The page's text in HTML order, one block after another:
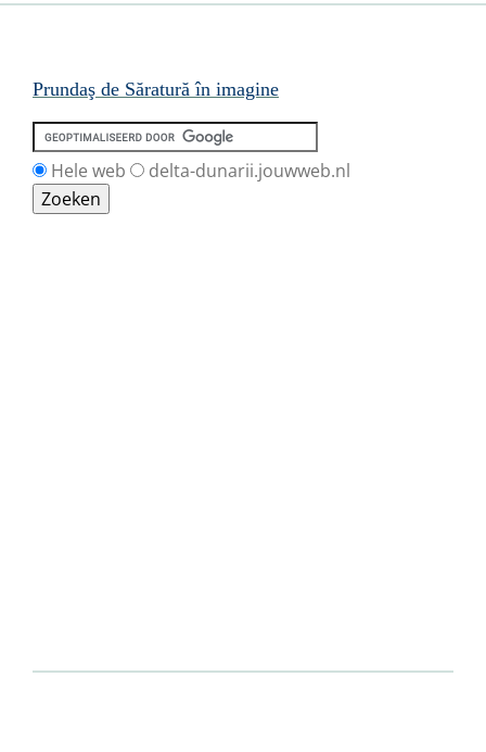
Prundaş de Săratură în imagine
Hele web delta-dunarii.jouwweb.nl